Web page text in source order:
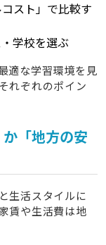
すか？
めですか？
学校で理想の留
スト」で比較す
学校を選ぶ
適な学習環境を見
れぞれのポイン
「地方の安
生活スタイルに
賃や生活費は地